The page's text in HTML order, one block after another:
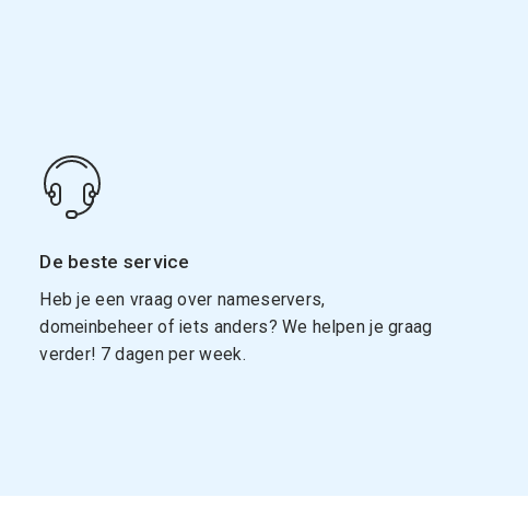
De beste service
Heb je een vraag over nameservers,
domeinbeheer of iets anders? We helpen je graag
verder! 7 dagen per week.